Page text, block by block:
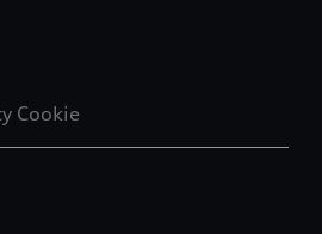
Cookie